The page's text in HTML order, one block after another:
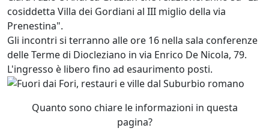
cosiddetta Villa dei Gordiani al III miglio della via
Prenestina".
Gli incontri si terranno alle ore 16 nella sala conferenze
delle Terme di Diocleziano in via Enrico De Nicola, 79.
L'ingresso è libero fino ad esaurimento posti.
Quanto sono chiare le informazioni in questa
pagina?